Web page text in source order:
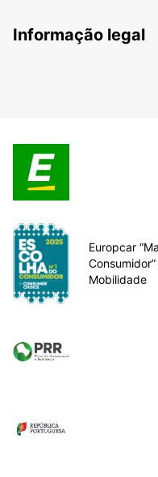
Informação legal
Europcar
Mobilidade